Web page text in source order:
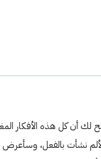
لك أن كل هذه الأفكار
نشأت بالفعل،